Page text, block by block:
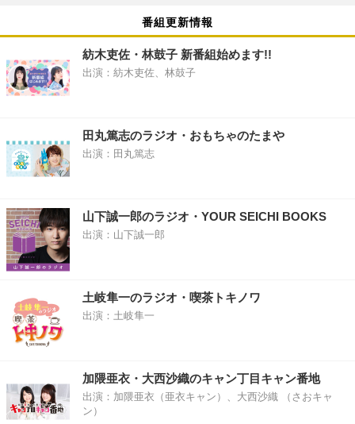
番組更新情報
紡木吏佐・林鼓子 新番組始めます!!
出演：紡木吏佐、林鼓子
田丸篤志のラジオ・おもちゃのたまや
出演：田丸篤志
山下誠一郎のラジオ・YOUR SEICHI BOOKS
出演：山下誠一郎
土岐隼一のラジオ・喫茶トキノワ
出演：土岐隼一
加隈亜衣・大西沙織のキャン丁目キャン番地
出演：加隈亜衣（亜衣キャン）、大西沙織 （さおキャ
ン）